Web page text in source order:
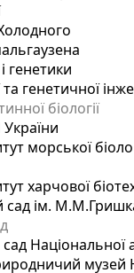
генетики
та генетичної
біології
України
морської
харчової
сад ім.
Національної
музей